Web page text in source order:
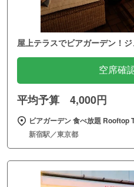
屋上テラスでビアガーデン！
空席確
平均予算 4,000円
ビアガーデン 食べ放題 Rooftop
新宿駅／東京都